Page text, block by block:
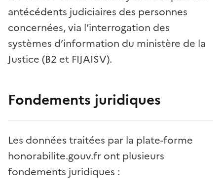
antécédents judiciaires des personnes
concernées, via l’interrogation des
systèmes d’information du ministère de la
Justice (B2 et FIJAISV).
Fondements juridiques
Les données traitées par la plate-forme
honorabilite.gouv.fr ont plusieurs
fondements juridiques :